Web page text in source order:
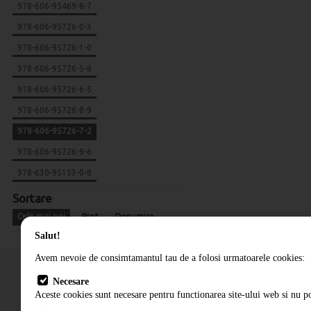
978-606-95469-8-7
978-606-95726-0-3
978-606-95726-1-0
978-606-95726-5-8
978-606-95726-6-5
978-606-95726-8-9
978-606-95726-7-2
978-606-95726-9-6
978-630-95153-0-8
Sortare
Cele mai noi Pret Denumire
Salut!
Avem nevoie de consimtamantul tau de a folosi urmatoarele cookies:
Necesare
Aceste cookies sunt necesare pentru functionarea site-ului web si nu